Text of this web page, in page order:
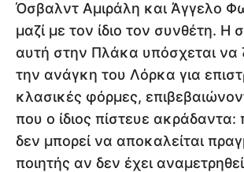
Όσβαλντ Αμιράλη και Άγγελο
μαζί με τον ίδιο τον συνθέτη. Η
αυτή στην Πλάκα υπόσχεται να
την ανάγκη του Λόρκα για
κλασικές φόρμες,
που ο ίδιος πίστευε
δεν μπορεί να αποκαλείται
ποιητής αν δεν έχει